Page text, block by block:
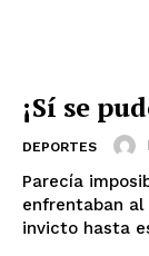
Diario
Nosotros
¡Sí se
DEPORTES
Parecía
enfrentaban al
invicto hasta